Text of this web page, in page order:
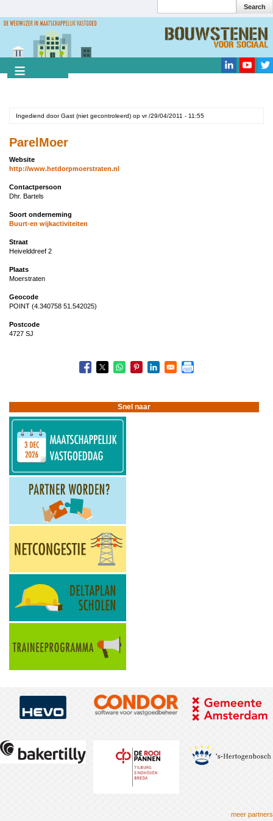
naar
gaan
Search
Ingediend doorGast (niet gecontroleerd) op vr /29/04/2011 - 11:55
ParelMoer
Website
http://www.hetdorpmoerstraten.nl
Contactpersoon
Dhr. Bartels
Soort onderneming
Buurt-en wijkactiviteiten
Straat
Heivelddreef 2
Plaats
Moerstraten
Geocode
POINT (4.340758 51.542025)
Postcode
4727 SJ
Snel naar
meer partners